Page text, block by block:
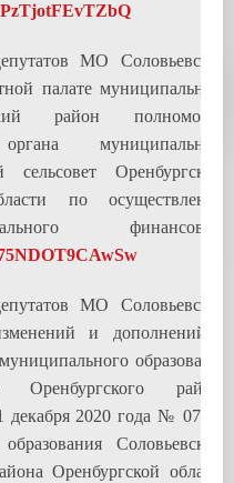
МО Соловьевский
палате муниципального
район полномочий
муниципального
сельсовет Оренбургского
по осуществлению
финансового
МО Соловьевский
и дополнений в
образования
Оренбургского района
декабря 2020 года № 07 «О
Соловьевский
Оренбургской области